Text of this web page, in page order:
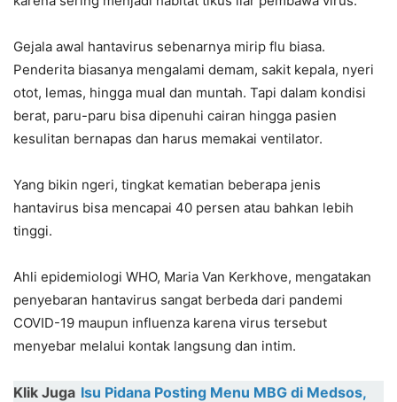
Gejala awal hantavirus sebenarnya mirip flu biasa.
Penderita biasanya mengalami demam, sakit kepala, nyeri
otot, lemas, hingga mual dan muntah. Tapi dalam kondisi
berat, paru-paru bisa dipenuhi cairan hingga pasien
kesulitan bernapas dan harus memakai ventilator.
Yang bikin ngeri, tingkat kematian beberapa jenis
hantavirus bisa mencapai 40 persen atau bahkan lebih
tinggi.
Ahli epidemiologi WHO, Maria Van Kerkhove, mengatakan
penyebaran hantavirus sangat berbeda dari pandemi
COVID-19 maupun influenza karena virus tersebut
menyebar melalui kontak langsung dan intim.
Klik Juga Isu Pidana Posting Menu MBG di Medsos,